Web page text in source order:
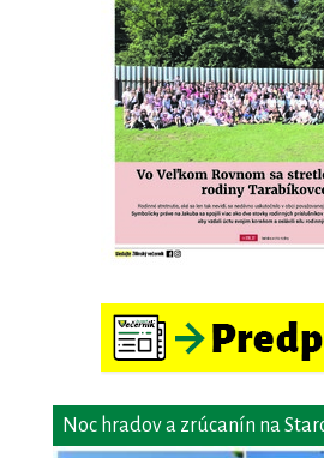
Noc hradov a zrúcanín na